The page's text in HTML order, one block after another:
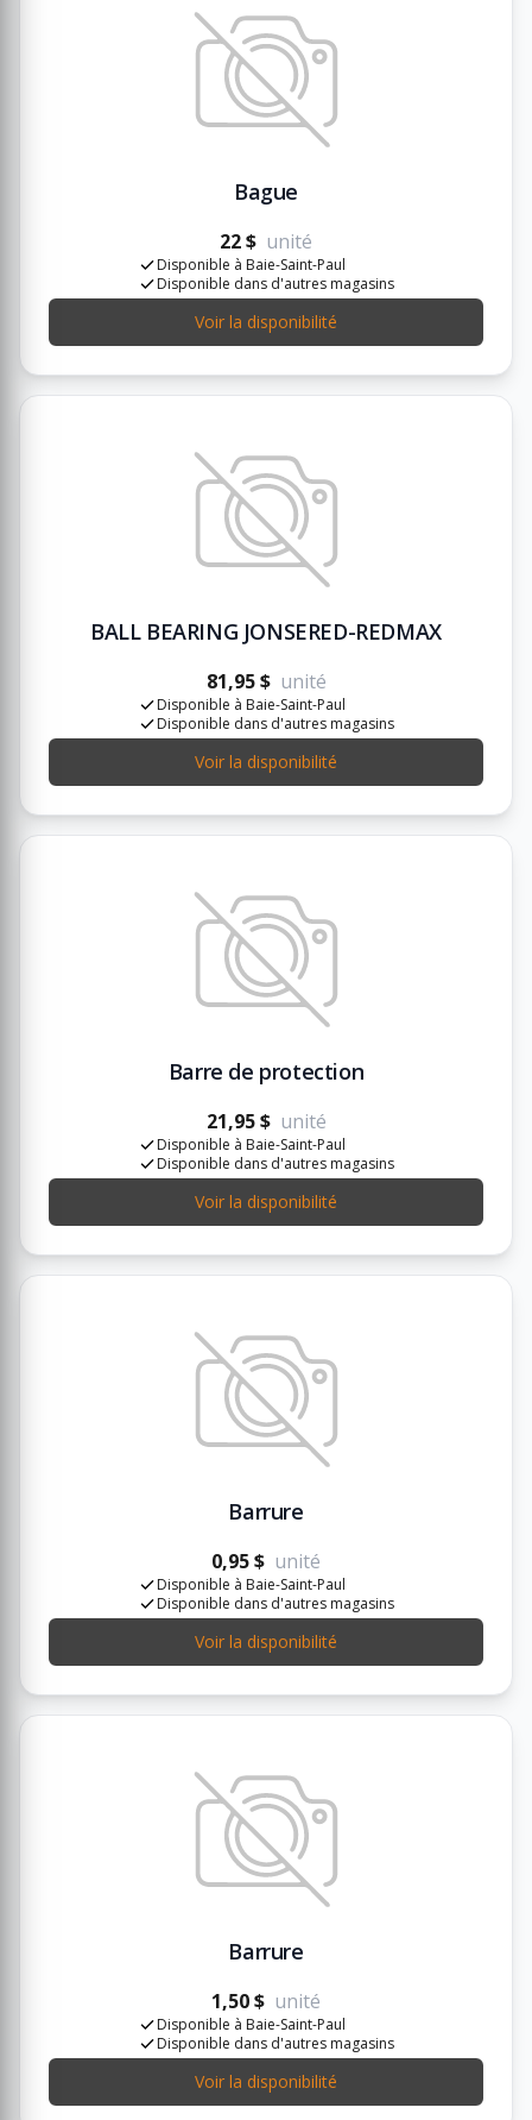
Bague
22 $ unité
Disponible à Baie-Saint-Paul
Disponible dans d'autres magasins
Voir la disponibilité
BALL BEARING JONSERED-REDMAX
81,95 $ unité
Disponible à Baie-Saint-Paul
Disponible dans d'autres magasins
Voir la disponibilité
Barre de protection
21,95 $ unité
Disponible à Baie-Saint-Paul
Disponible dans d'autres magasins
Voir la disponibilité
Barrure
0,95 $ unité
Disponible à Baie-Saint-Paul
Disponible dans d'autres magasins
Voir la disponibilité
Barrure
1,50 $ unité
Disponible à Baie-Saint-Paul
Disponible dans d'autres magasins
Voir la disponibilité